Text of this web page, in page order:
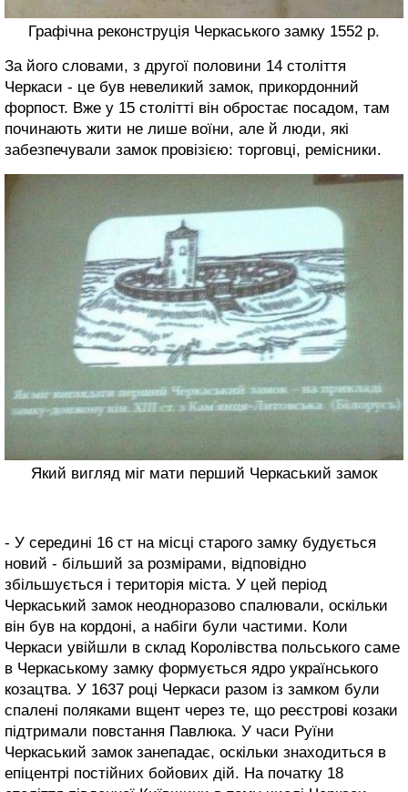
Графічна реконструція Черкаського замку 1552 р.
За його словами, з другої половини 14 століття
Черкаси - це був невеликий замок, прикордонний
форпост. Вже у 15 столітті він обростає посадом, там
починають жити не лише воїни, але й люди, які
забезпечували замок провізією: торговці, ремісники.
Який вигляд міг мати перший Черкаський замок
- У середині 16 ст на місці старого замку будується
новий - більший за розмірами, відповідно
збільшується і територія міста. У цей період
Черкаський замок неодноразово спалювали, оскільки
він був на кордоні, а набіги були частими. Коли
Черкаси увійшли в склад Королівства польського саме
в Черкаському замку формується ядро українського
козацтва. У 1637 році Черкаси разом із замком були
спалені поляками вщент через те, що реєстрові козаки
підтримали повстання Павлюка. У часи Руїни
Черкаський замок занепадає, оскільки знаходиться в
епіцентрі постійних бойових дій. На початку 18